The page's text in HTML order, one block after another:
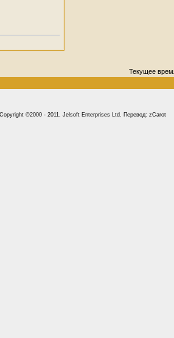
Текущее
©2000 - 2011, Jelsoft Enterprises Ltd. Перевод: zCarot